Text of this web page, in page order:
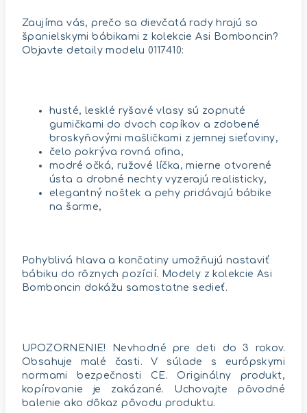
Zaujíma vás, prečo sa dievčatá rady hrajú so
španielskymi bábikami z kolekcie Asi Bomboncin?
Objavte detaily modelu 0117410:
husté, lesklé ryšavé vlasy sú zopnuté
gumičkami do dvoch copíkov a zdobené
broskyňovými mašličkami z jemnej sieťoviny,
čelo pokrýva rovná ofina,
modré očká, ružové líčka, mierne otvorené
ústa a drobné nechty vyzerajú realisticky,
elegantný noštek a pehy pridávajú bábike
na šarme,
Pohyblivá hlava a končatiny umožňujú nastaviť
bábiku do rôznych pozícií. Modely z kolekcie Asi
Bomboncin dokážu samostatne sedieť.
UPOZORNENIE! Nevhodné pre deti do 3 rokov.
Obsahuje malé časti. V súlade s európskymi
normami bezpečnosti CE. Originálny produkt,
kopírovanie je zakázané. Uchovajte pôvodné
balenie ako dôkaz pôvodu produktu.